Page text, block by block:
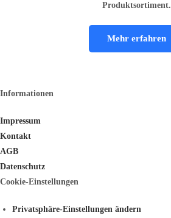
Produktsortiment.
Mehr erfahren
Informationen
Impressum
Kontakt
AGB
Datenschutz
Cookie-Einstellungen
Privatsphäre-Einstellungen ändern